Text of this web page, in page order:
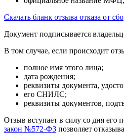
Скачать бланк отзыва отказа от
Документ подписывается
В том случае, если происходит
полное имя этого лица;
дата рождения;
реквизиты документа,
его СНИЛС;
реквизиты документов,
Отзыв вступает в силу со дня его
закон №572-ФЗ позволяет